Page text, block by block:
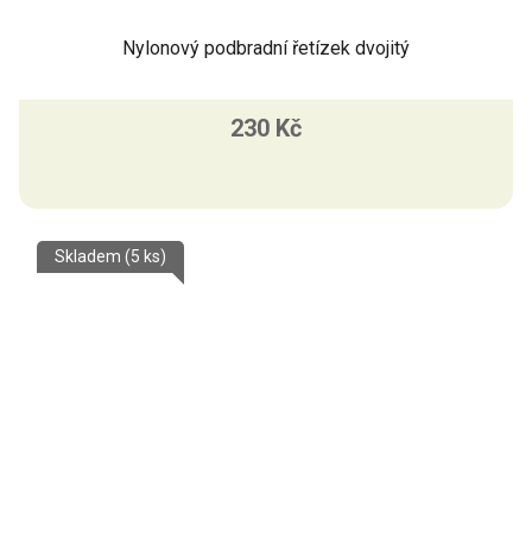
Nylonový podbradní řetízek dvojitý
230 Kč
Skladem (5 ks)